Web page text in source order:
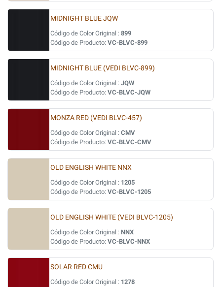
MIDNIGHT BLUE JQW
Código de Color Original : 899
Código de Producto: VC-BLVC-899
MIDNIGHT BLUE (VEDI BLVC-899)
Código de Color Original : JQW
Código de Producto: VC-BLVC-JQW
MONZA RED (VEDI BLVC-457)
Código de Color Original : CMV
Código de Producto: VC-BLVC-CMV
OLD ENGLISH WHITE NNX
Código de Color Original : 1205
Código de Producto: VC-BLVC-1205
OLD ENGLISH WHITE (VEDI BLVC-1205)
Código de Color Original : NNX
Código de Producto: VC-BLVC-NNX
SOLAR RED CMU
Código de Color Original : 1278